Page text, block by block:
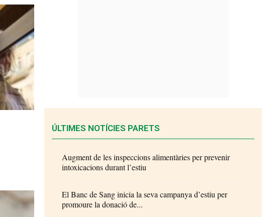
ÚLTIMES NOTÍCIES PARETS
Augment de les inspeccions alimentàries per prevenir
intoxicacions durant l’estiu
El Banc de Sang inicia la seva campanya d’estiu per
promoure la donació de...